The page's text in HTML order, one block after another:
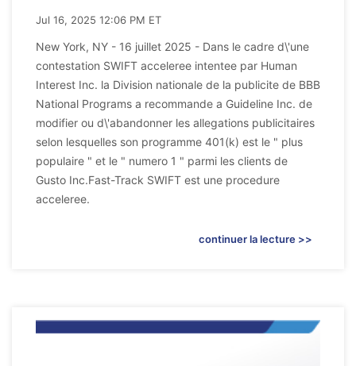
Jul 16, 2025 12:06 PM ET
New York, NY - 16 juillet 2025 - Dans le cadre d\'une
contestation SWIFT acceleree intentee par Human
Interest Inc. la Division nationale de la publicite de BBB
National Programs a recommande a Guideline Inc. de
modifier ou d\'abandonner les allegations publicitaires
selon lesquelles son programme 401(k) est le " plus
populaire " et le " numero 1 " parmi les clients de
Gusto Inc.Fast-Track SWIFT est une procedure
acceleree.
continuer la lecture >>